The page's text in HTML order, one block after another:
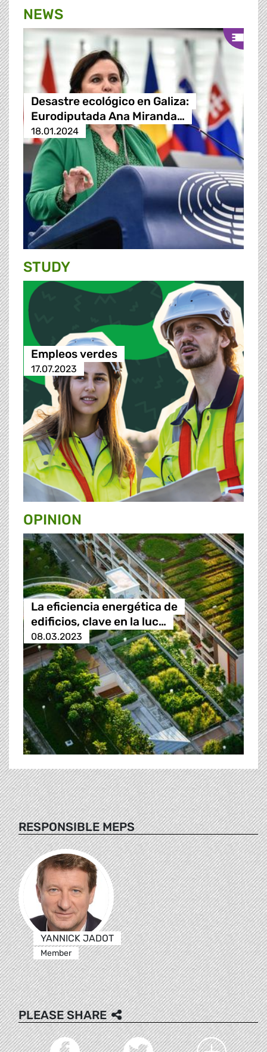
NEWS
Desastre ecológico en Galiza:
Eurodiputada Ana Miranda…
18.01.2024
STUDY
Empleos verdes
17.07.2023
OPINION
La eficiencia energética de
edificios, clave en la luc…
08.03.2023
RESPONSIBLE MEPS
YANNICK JADOT
Member
PLEASE SHARE